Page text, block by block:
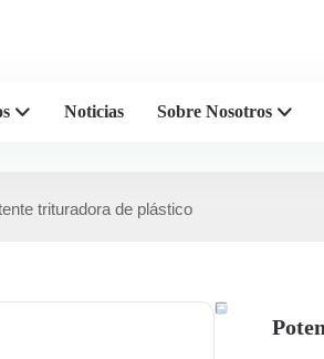
Noticias Sobre Nosotros
trituradora de plástico